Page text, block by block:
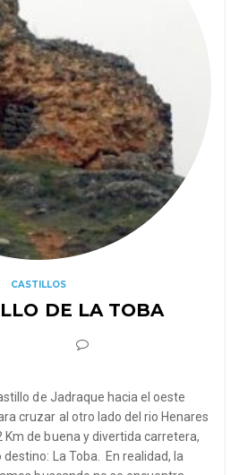
CASTILLOS
DE LA TOBA
de Jadraque hacia el oeste
cruzar al otro lado del rio Henares
Km de buena y divertida carretera,
destino: La Toba. En realidad, la